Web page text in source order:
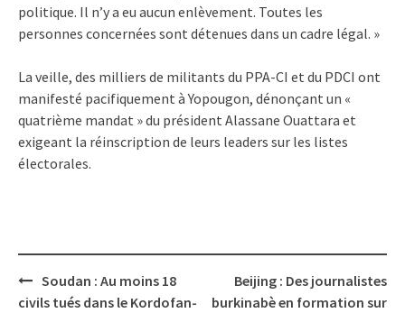
politique. Il n’y a eu aucun enlèvement. Toutes les
personnes concernées sont détenues dans un cadre légal. »
La veille, des milliers de militants du PPA-CI et du PDCI ont
manifesté pacifiquement à Yopougon, dénonçant un «
quatrième mandat » du président Alassane Ouattara et
exigeant la réinscription de leurs leaders sur les listes
électorales.
Post
navigation
Soudan : Au moins 18
civils tués dans le Kordofan-
Beijing : Des journalistes
burkinabè en formation sur